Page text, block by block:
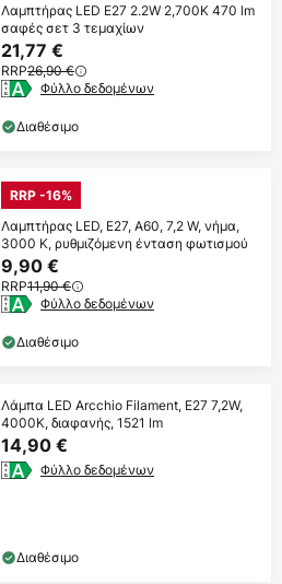
Λαμπτήρας LED E27 2.2W 2,700K 470 lm
σαφές σετ 3 τεμαχίων
21,77 €
RRP26,90 €
Φύλλο δεδομένων
Διαθέσιμο
RRP -16%
Λαμπτήρας LED, E27, A60, 7,2 W, νήμα,
3000 K, ρυθμιζόμενη ένταση φωτισμού
9,90 €
RRP11,90 €
Φύλλο δεδομένων
Διαθέσιμο
Λάμπα LED Arcchio Filament, E27 7,2W,
4000K, διαφανής, 1521 lm
14,90 €
Φύλλο δεδομένων
Διαθέσιμο